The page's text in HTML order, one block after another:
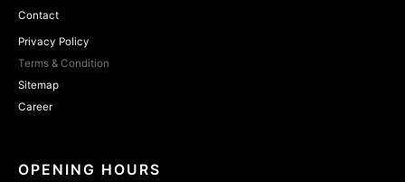
Contact
Privacy Policy
Terms & Condition
Sitemap
Career
OPENING HOURS